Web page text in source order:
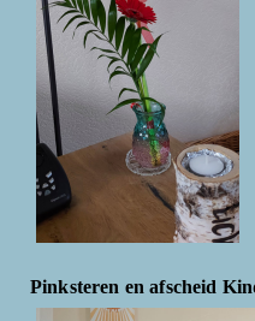
Pinksteren en afscheid